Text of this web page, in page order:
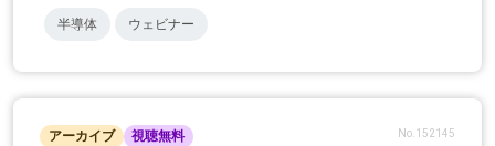
半導体 ウェビナー
アーカイブ 視聴無料 No.152145